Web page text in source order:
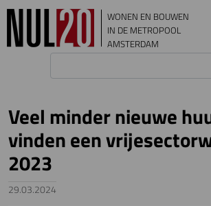
Overslaan en naar de inhoud gaan
WONEN EN BOUWEN
IN DE METROPOOL
AMSTERDAM
Veel minder nieuwe
vinden een
2023
29.03.2024